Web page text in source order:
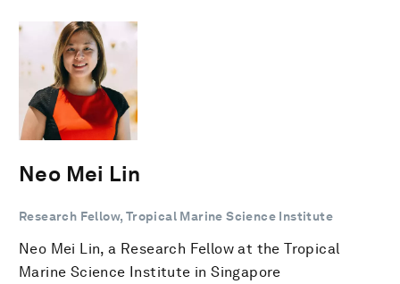
Neo Mei Lin
Research Fellow, Tropical Marine Science Institute
Neo Mei Lin, a Research Fellow at the Tropical
Marine Science Institute in Singapore